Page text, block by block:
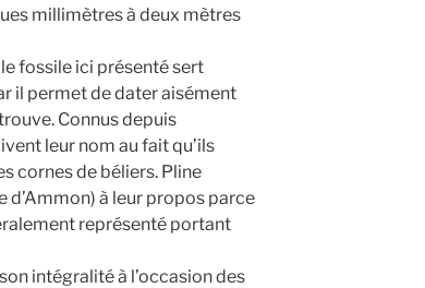
millimètres à deux mètres
fossile ici présenté sert
il permet de dater aisément
Connus depuis
leur nom au fait qu’ils
cornes de béliers. Pline
d’Ammon) à leur propos parce
représenté portant
intégralité à l’occasion des